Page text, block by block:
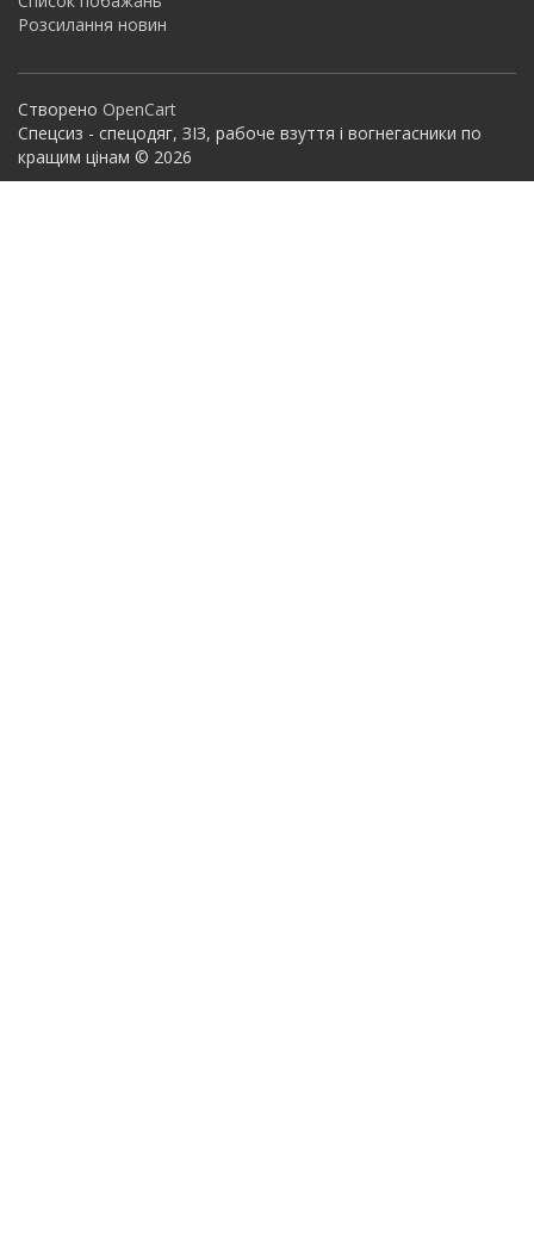
Розсилання новин
Створено OpenCart
Спецсиз - спецодяг, ЗІЗ, рабоче взуття і вогнегасники по
кращим цінам © 2026